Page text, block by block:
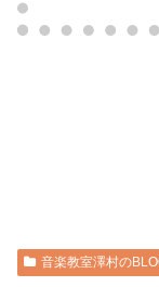
音楽教室澤村の